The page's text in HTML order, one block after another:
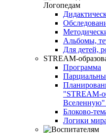
Логопедам
Альбомы,
Для детей,
STREAM-
Программа
"STREAM-
Блоково-
Логики